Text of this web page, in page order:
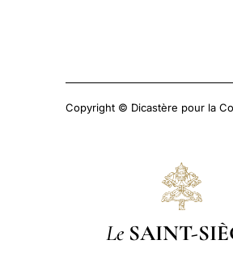
Copyright © Dicastère pour la
Le SAINT-